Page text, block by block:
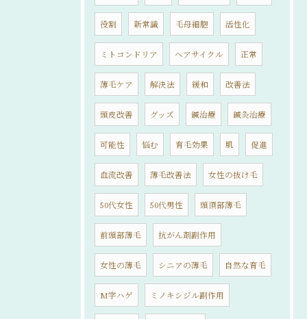
役割 新常識 毛母細胞 活性化
ミトコンドリア ヘアサイクル 正常
薄毛ケア 解決法 緩和 改善法
頭皮改善 グッズ 鍼治療 鍼灸治療
可能性 悩む 育毛効果 肌 促進
血流改善 薄毛改善法 女性の抜け毛
50代女性 50代男性 頭頂部薄毛
前頭部薄毛 抗がん剤副作用
女性の薄毛 シニアの薄毛 自然な育毛
M字ハゲ ミノキシジル副作用